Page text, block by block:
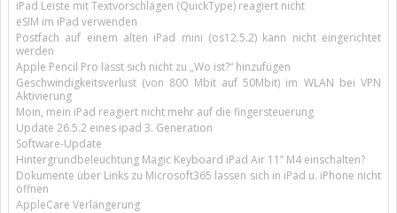
iPad Leiste mit Textvorschlägen (QuickType) reagiert nicht
eSIM im iPad verwenden
Postfach auf einem alten iPad mini (os12.5.2) kann nicht eingerichtet
werden
Apple Pencil Pro lässt sich nicht zu „Wo ist?“ hinzufügen
Geschwindigkeitsverlust (von 800 Mbit auf 50Mbit) im WLAN bei VPN
Aktivierung
Moin, mein iPad reagiert nicht mehr auf die fingersteuerung
Update 26.5.2 eines ipad 3. Generation
Software-Update
Hintergrundbeleuchtung Magic Keyboard iPad Air 11’’ M4 einschalten?
Dokumente über Links zu Microsoft365 lassen sich in iPad u. iPhone nicht
öffnen
AppleCare Verlängerung